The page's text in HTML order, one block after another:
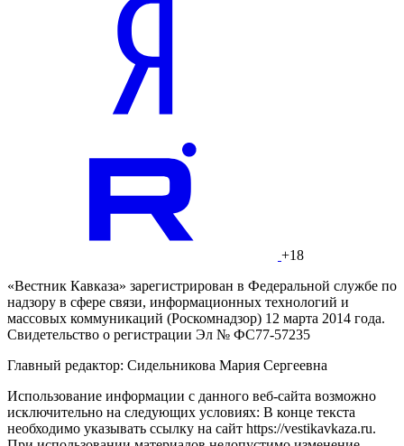
+18
«Вестник Кавказа» зарегистрирован в Федеральной службе по
надзору в сфере связи, информационных технологий и
массовых коммуникаций (Роскомнадзор) 12 марта 2014 года.
Свидетельство о регистрации Эл № ФС77-57235
Главный редактор: Сидельникова Мария Сергеевна
Использование информации с данного веб-сайта возможно
исключительно на следующих условиях: В конце текста
необходимо указывать ссылку на сайт https://vestikavkaza.ru.